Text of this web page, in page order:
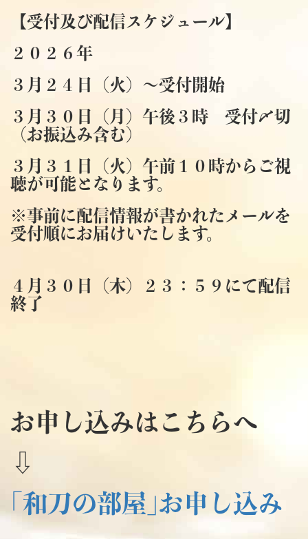
【受付及び配信スケジュール】
２０２６年
３月２４日（火）～受付開始
３月３０日（月）午後３時 受付〆切
（お振込み含む）
３月３１日（火）午前１０時からご視
聴が可能となります。
※事前に配信情報が書かれたメールを
受付順にお届けいたします。
４月３０日（木）２３：５９にて配信
終了
お申し込みはこちらへ
⇩
｢和刀の部屋｣お申し込み